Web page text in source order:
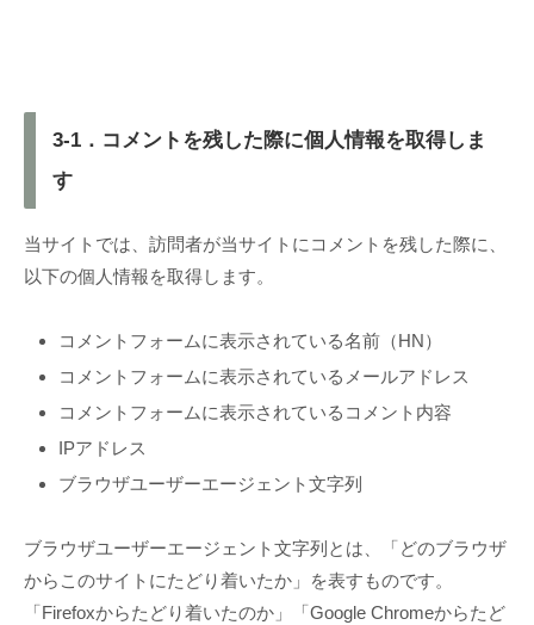
3-1．コメントを残した際に個人情報を取得しま
す
当サイトでは、訪問者が当サイトにコメントを残した際に、
以下の個人情報を取得します。
コメントフォームに表示されている名前（HN）
コメントフォームに表示されているメールアドレス
コメントフォームに表示されているコメント内容
IPアドレス
ブラウザユーザーエージェント文字列
ブラウザユーザーエージェント文字列とは、「どのブラウザ
からこのサイトにたどり着いたか」を表すものです。
「Firefoxからたどり着いたのか」「Google Chromeからたど